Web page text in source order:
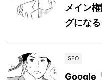
メイン
グになる
SEO
Google